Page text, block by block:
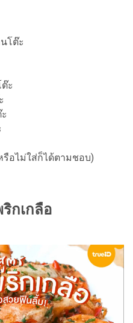
โต๊ะ
ะ
อไม่ใส่ก็ได้ตามชอบ)
กเกลือ